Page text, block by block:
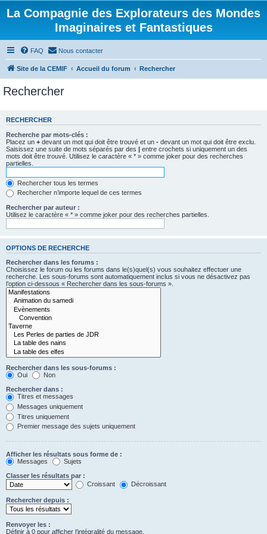
La Compagnie des Explorateurs des Mondes
Imaginaires et Fantastiques
FAQ Nous contacter
Site de la CEMIF Accueil du forum Rechercher
Rechercher
RECHERCHER
Recherche par mots-clés :
Placez un + devant un mot qui doit être trouvé et un - devant un mot qui doit être exclu.
Saisissez une suite de mots séparés par des | entre crochets si uniquement un des
mots doit être trouvé. Utilisez le caractère « * » comme joker pour des recherches
partielles.
Rechercher tous les termes
Rechercher n’importe lequel de ces termes
Rechercher par auteur :
Utilisez le caractère « * » comme joker pour des recherches partielles.
OPTIONS DE RECHERCHE
Rechercher dans les forums :
Choisissez le forum ou les forums dans le(s)quel(s) vous souhaitez effectuer une
recherche. Les sous-forums sont automatiquement inclus si vous ne désactivez pas
l’option ci-dessous « Rechercher dans les sous-forums ».
Rechercher dans les sous-forums :
Oui
Non
Rechercher dans :
Titres et messages
Messages uniquement
Titres uniquement
Premier message des sujets uniquement
Afficher les résultats sous forme de :
Messages
Sujets
Classer les résultats par :
Croissant
Décroissant
Rechercher depuis :
Renvoyer les :
Définir à 0 pour afficher l’intégralité du message.